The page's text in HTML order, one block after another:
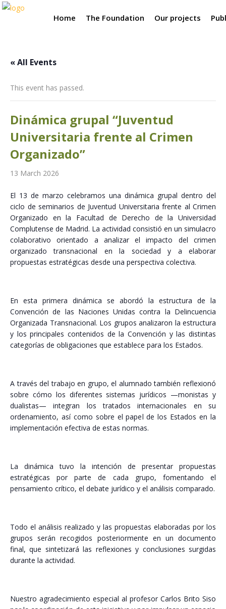
Home The Foundation Our projects
« All Events
This event has passed.
Dinámica grupal “Juventud
Universitaria frente al Crimen
Organizado”
13 March 2026
El 13 de marzo celebramos una dinámica grupal dentro del
ciclo de seminarios de Juventud Universitaria frente al Crimen
Organizado en la Facultad de Derecho de la Universidad
Complutense de Madrid. La actividad consistió en un simulacro
colaborativo orientado a analizar el impacto del crimen
organizado transnacional en la sociedad y a elaborar
propuestas estratégicas desde una perspectiva colectiva.
En esta primera dinámica se abordó la estructura de la
Convención de las Naciones Unidas contra la Delincuencia
Organizada Transnacional. Los grupos analizaron la estructura
y los principales contenidos de la Convención y las distintas
categorías de obligaciones que establece para los Estados.
A través del trabajo en grupo, el alumnado también reflexionó
sobre cómo los diferentes sistemas jurídicos —monistas y
dualistas— integran los tratados internacionales en su
ordenamiento, así como sobre el papel de los Estados en la
implementación efectiva de estas normas.
La dinámica tuvo la intención de presentar propuestas
estratégicas por parte de cada grupo, fomentando el
pensamiento crítico, el debate jurídico y el análisis comparado.
Todo el análisis realizado y las propuestas elaboradas por los
grupos serán recogidos posteriormente en un documento
final, que sintetizará las reflexiones y conclusiones surgidas
durante la actividad.
Nuestro agradecimiento especial al profesor Carlos Brito Siso